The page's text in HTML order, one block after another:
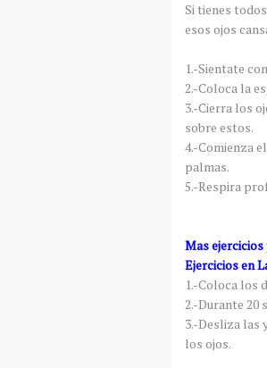
Si tienes
esos ojos
1.-Sientate
2.-Coloca la
3.-Cierra los
sobre estos.
4.-Comienza
palmas.
5.-Respira
Mas
Ejercicios en
1.-Coloca los
2.-Durante 20
3.-Desliza las
los ojos.